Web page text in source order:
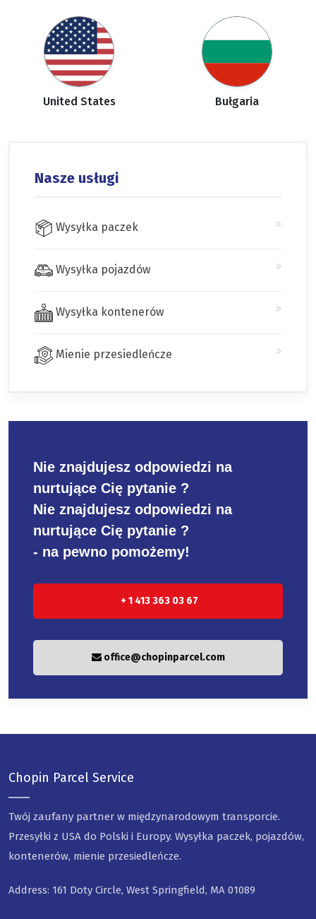
United States Bułgaria
Nasze usługi
Wysyłka paczek
Wysyłka pojazdów
Wysyłka kontenerów
Mienie przesiedleńcze
Nie znajdujesz odpowiedzi na
nurtujące Cię pytanie ?
Nie znajdujesz odpowiedzi na
nurtujące Cię pytanie ?
- na pewno pomożemy!
+ 1 413 363 03 67
office@chopinparcel.com
Chopin Parcel Service
Twój zaufany partner w międzynarodowym transporcie.
Przesyłki z USA do Polski i Europy. Wysyłka paczek, pojazdów,
kontenerów, mienie przesiedleńcze.
Address: 161 Doty Circle, West Springfield, MA 01089